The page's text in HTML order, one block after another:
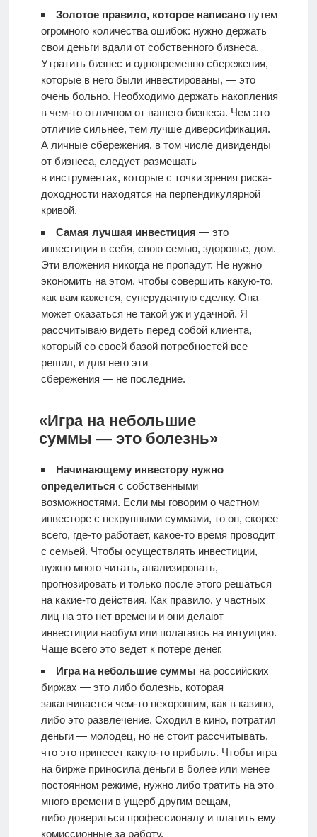
Золотое правило, которое написанопутем
огромного количества ошибок: нужно держать
свои деньги вдали от собственного бизнеса.
Утратить бизнес и одновременно сбережения,
которые в него были инвестированы, — это
очень больно. Необходимо держать накопления
в чем-то отличном от вашего бизнеса. Чем это
отличие сильнее, тем лучше диверсификация.
А личные сбережения, в том числе дивиденды
от бизнеса, следует размещать
в инструментах, которые с точки зрения риска-
доходности находятся на перпендикулярной
кривой.
Самая лучшая инвестиция — это
инвестиция в себя, свою семью, здоровье, дом.
Эти вложения никогда не пропадут. Не нужно
экономить на этом, чтобы совершить какую-то,
как вам кажется, суперудачную сделку. Она
может оказаться не такой уж и удачной. Я
рассчитываю видеть перед собой клиента,
который со своей базой потребностей все
решил, и для него эти
сбережения — не последние.
«Игра на небольшие
суммы — это болезнь»
Начинающему инвестору нужно
определиться с собственными
возможностями. Если мы говорим о частном
инвесторе с некрупными суммами, то он, скорее
всего, где-то работает, какое-то время проводит
с семьей. Чтобы осуществлять инвестиции,
нужно много читать, анализировать,
прогнозировать и только после этого решаться
на какие-то действия. Как правило, у частных
лиц на это нет времени и они делают
инвестиции наобум или полагаясь на интуицию.
Чаще всего это ведет к потере денег.
Игра на небольшие суммы на российских
биржах — это либо болезнь, которая
заканчивается чем-то нехорошим, как в казино,
либо это развлечение. Сходил в кино, потратил
деньги — молодец, но не стоит рассчитывать,
что это принесет какую-то прибыль. Чтобы игра
на бирже приносила деньги в более или менее
постоянном режиме, нужно либо тратить на это
много времени в ущерб другим вещам,
либо довериться профессионалу и платить ему
комиссионные за работу.